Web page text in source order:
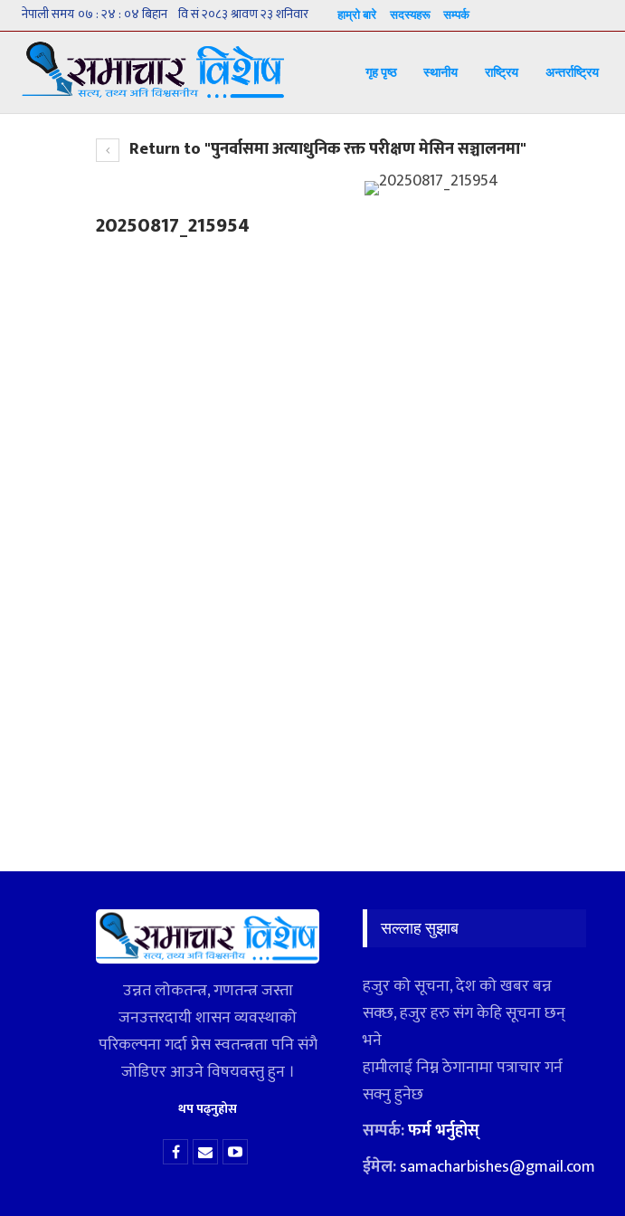
हाम्रो बारे सदस्यहरू सम्पर्क
गृह पृष्ठ स्थानीय राष्ट्रिय अन्तर्राष्ट्रिय
Return to "पुनर्वासमा अत्याधुनिक रक्त परीक्षण मेसिन सञ्चालनमा"
20250817_215954
उन्नत लोकतन्त्र, गणतन्त्र जस्ता
जनउत्तरदायी शासन व्यवस्थाको
परिकल्पना गर्दा प्रेस स्वतन्त्रता पनि संगै
जोडिएर आउने विषयवस्तु हुन ।
थप पढ्नुहोस
सल्लाह सुझाब
हजुर को सूचना, देश को खबर बन्न
सक्छ, हजुर हरु संग केहि सूचना छन्
भने
हामीलाई निम्न ठेगानामा पत्राचार गर्न
सक्नु हुनेछ
सम्पर्क:फर्म भर्नुहोस्
ईमेल:samacharbishes@gmail.com